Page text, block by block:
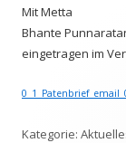
Mit Metta
Bhante
eingetragen im
Kategorie: